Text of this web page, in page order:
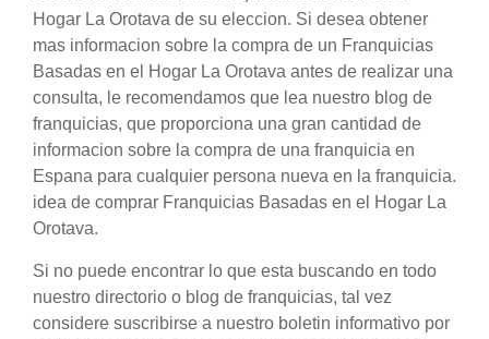
Hogar La Orotava de su eleccion. Si desea obtener
mas informacion sobre la compra de un Franquicias
Basadas en el Hogar La Orotava antes de realizar una
consulta, le recomendamos que lea nuestro blog de
franquicias, que proporciona una gran cantidad de
informacion sobre la compra de una franquicia en
Espana para cualquier persona nueva en la franquicia.
idea de comprar Franquicias Basadas en el Hogar La
Orotava.
Si no puede encontrar lo que esta buscando en todo
nuestro directorio o blog de franquicias, tal vez
considere suscribirse a nuestro boletin informativo por